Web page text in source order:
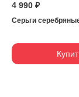
4 990 ₽
Серьги